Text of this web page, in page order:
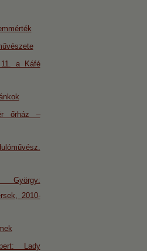
a Káfé
őrház –
2010-
Lady